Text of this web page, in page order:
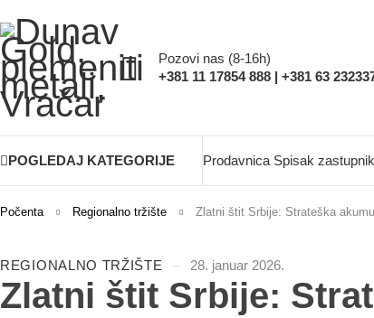
Pozovi nas (8-16h)
+381 11 17854 888 | +381 63
POGLEDAJ KATEGORIJE Prodavnica Spisak
Počenta Regionalno tržište Zlatni štit Srbije: Strateška
REGIONALNO TRŽIŠTE 28. januar 2026.
Zlatni štit Srbije: